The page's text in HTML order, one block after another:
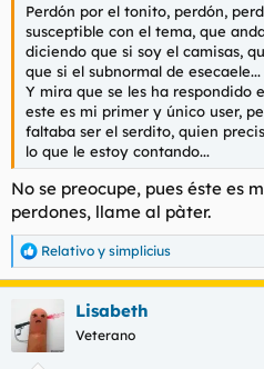
Perdón por el tonito, perdón,
susceptible con el tema, que
diciendo que si soy el camisas,
que si el subnormal de esecaele...
Y mira que se les ha respondido
este es mi primer y único user,
faltaba ser el serdito, quien
lo que le estoy contando...
No se preocupe, pues éste es
perdones, llame al pàter.
R
e
a
c
i
Relativo y simplicius
Lisabeth
Veterano